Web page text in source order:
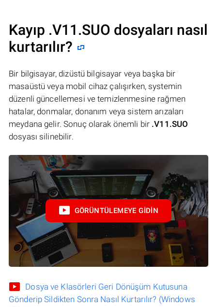
Kayıp .V11.SUO dosyaları nasıl
kurtarılır?
Bir bilgisayar, dizüstü bilgisayar veya başka bir
masaüstü veya mobil cihaz çalışırken, systemin
düzenli güncellemesi ve temizlenmesine rağmen
hatalar, donmalar, donanım veya sistem arızaları
meydana gelir. Sonuç olarak önemli bir .V11.SUO
dosyası silinebilir.
GÖRÜNTÜLEMEYE GIDIN
Dosya ve Klasörleri Geri Dönüşüm Kutusuna
Gönderip Sildikten Sonra Nasıl Kurtarılır? (Windows